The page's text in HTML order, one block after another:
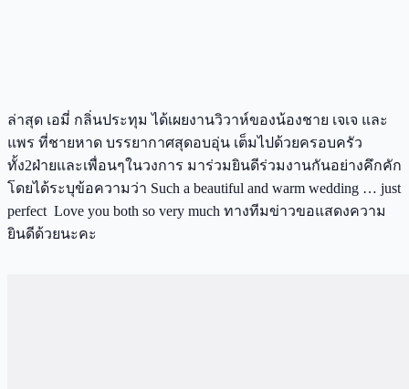
ล่าสุด เอมี่ กลิ่นประทุม ได้เผยงานวิวาห์ของน้องชาย เจเจ และ
แพร ที่ชายหาด บรรยากาศสุดอบอุ่น เต็มไปด้วยครอบครัว
ทั้ง2ฝ่ายและเพื่อนๆในวงการ มาร่วมยินดีร่วมงานกันอย่างคึกคัก
โดยได้ระบุข้อความว่า Such a beautiful and warm wedding … just
perfect Love you both so very much ทางทีมข่าวขอแสดงความ
ยินดีด้วยนะคะ